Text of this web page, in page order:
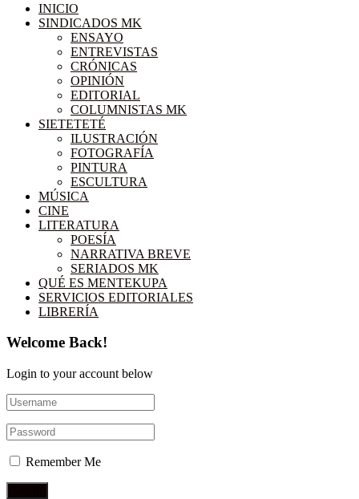
INICIO
SINDICADOS MK
ENSAYO
ENTREVISTAS
CRÓNICAS
OPINIÓN
EDITORIAL
COLUMNISTAS MK
SIETETETÉ
ILUSTRACIÓN
FOTOGRAFÍA
PINTURA
ESCULTURA
MÚSICA
CINE
LITERATURA
POESÍA
NARRATIVA BREVE
SERIADOS MK
QUÉ ES MENTEKUPA
SERVICIOS EDITORIALES
LIBRERÍA
Welcome Back!
Login to your account below
Remember Me